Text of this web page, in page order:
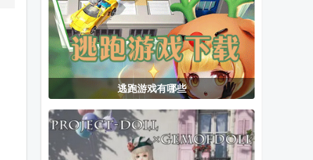
游戏(Clean it)
安卓版
斗2手游
车改装游戏
SCP087深渊
猫咪大战争台
服修改版
我的世界疯狂
原始人mod模
组最新版
狙击行动代号
地铁跑酷空间
从细胞到奇点
逃跑游戏有哪些